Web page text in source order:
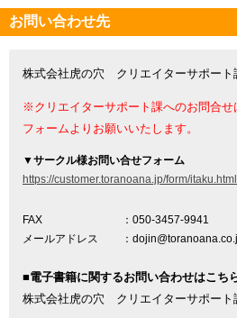
お問い合わせ先
株式会社虎の穴 クリエイターサポート
※クリエイターサポート課へのお問合
フォームよりお願いいたします。
▼サークル様お問い合せフォーム
https://customer.toranoana.jp/form/itaku.html
FAX
：050-3457-9941
メールアドレス
：
■電子書籍に関するお問い合わせはこち
株式会社虎の穴 クリエイターサポー